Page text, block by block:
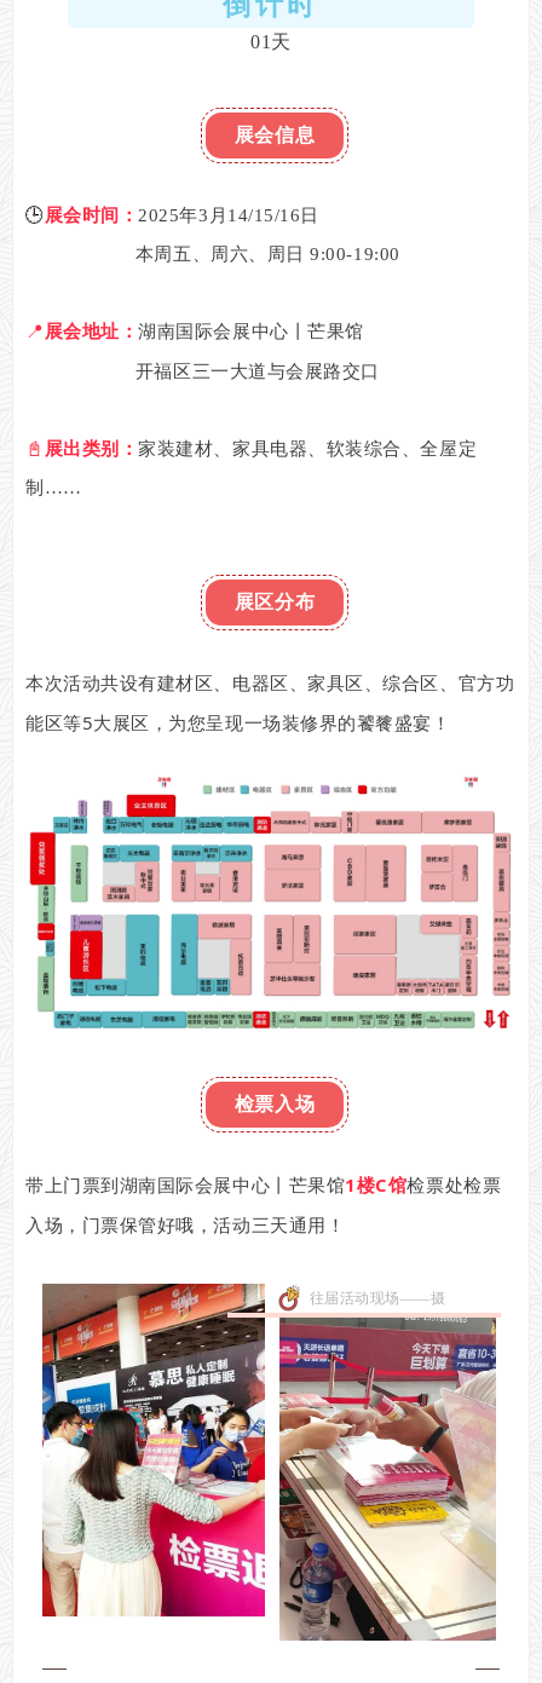
01天
展会信息
🕒展会时间： 2025年3月14/15/16日
本周五、周六、周日 9:00-19:00
📍 展会地址：湖南国际会展中心丨芒果馆
开福区三一大道与会展路交口
📓 展出类别：家装建材、家具电器、软装综合、全屋定
制……
展区分布
本次活动共设有建材区、电器区、家具区、综合区、官方功
能区等5大展区，为您呈现一场装修界的饕餮盛宴！
检票入场
带上门票到湖南国际会展中心丨芒果馆1楼C馆检票处检票
入场，门票保管好哦，活动三天通用！
往届活动现场——摄